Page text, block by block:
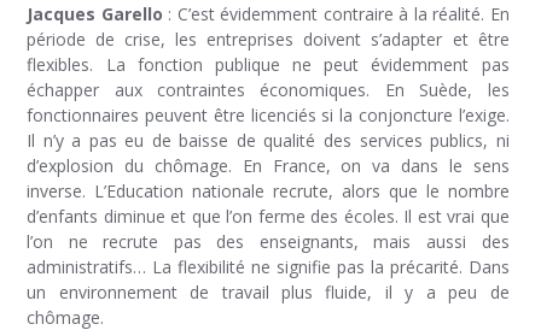
Jacques Garello : C’est évidemment contraire à la réalité. En
période de crise, les entreprises doivent s’adapter et être
flexibles. La fonction publique ne peut évidemment pas
échapper aux contraintes économiques. En Suède, les
fonctionnaires peuvent être licenciés si la conjoncture l’exige.
Il n’y a pas eu de baisse de qualité des services publics, ni
d’explosion du chômage. En France, on va dans le sens
inverse. L’Education nationale recrute, alors que le nombre
d’enfants diminue et que l’on ferme des écoles. Il est vrai que
l’on ne recrute pas des enseignants, mais aussi des
administratifs… La flexibilité ne signifie pas la précarité. Dans
un environnement de travail plus fluide, il y a peu de
chômage.